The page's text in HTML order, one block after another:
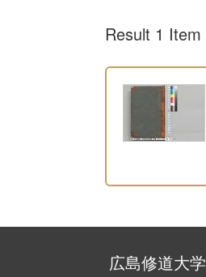
Result 1 Item
広島修道大学